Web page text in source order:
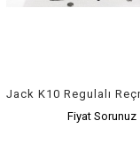
Fiyat Sorunuz